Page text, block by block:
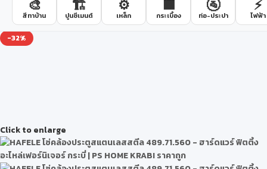
🎨
สีทาบ้าน
🏗️
ปูนซีเมนต์
⚙️
เหล็ก
🟫
กระเบื้อง
🚰
ท่อ-ประปา
⚡
ไฟฟ้า
-32%
Click to enlarge